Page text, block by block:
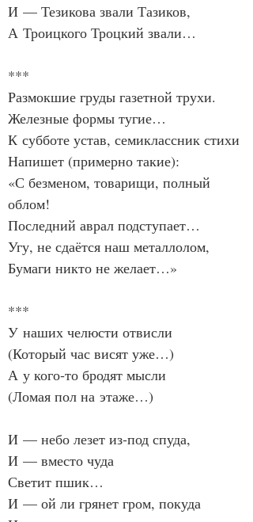
И — Тезикова звали Тазиков,
А Троицкого Троцкий звали…
***
Размокшие груды газетной трухи.
Железные формы тугие…
К субботе устав, семиклассник стихи
Напишет (примерно такие):
«С безменом, товарищи, полный
облом!
Последний аврал подступает…
Угу, не сдаётся наш металлолом,
Бумаги никто не желает…»
***
У наших челюсти отвисли
(Который час висят уже…)
А у кого‑то бродят мысли
(Ломая пол на этаже…)
И — небо лезет из‑под спуда,
И — вместо чуда
Светит пшик…
И — ой ли грянет гром, покуда